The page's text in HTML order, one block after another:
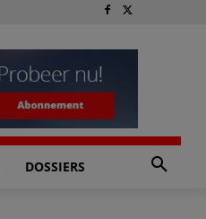
DOSSIERS